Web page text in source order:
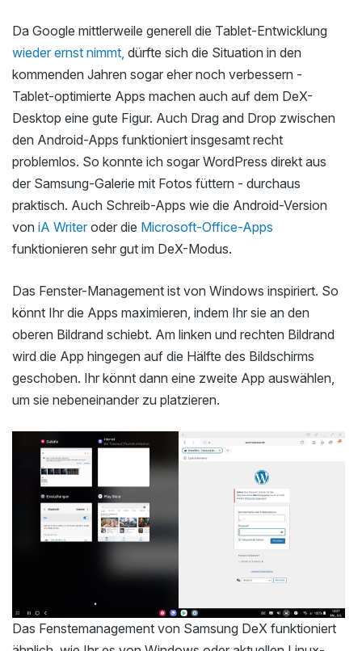
Da Google mittlerweile generell die Tablet-Entwicklung
wieder ernst nimmt, dürfte sich die Situation in den
kommenden Jahren sogar eher noch verbessern -
Tablet-optimierte Apps machen auch auf dem DeX-
Desktop eine gute Figur. Auch Drag and Drop zwischen
den Android-Apps funktioniert insgesamt recht
problemlos. So konnte ich sogar WordPress direkt aus
der Samsung-Galerie mit Fotos füttern - durchaus
praktisch. Auch Schreib-Apps wie die Android-Version
von iA Writer oder die Microsoft-Office-Apps
funktionieren sehr gut im DeX-Modus.
Das Fenster-Management ist von Windows inspiriert. So
könnt Ihr die Apps maximieren, indem Ihr sie an den
oberen Bildrand schiebt. Am linken und rechten Bildrand
wird die App hingegen auf die Hälfte des Bildschirms
geschoben. Ihr könnt dann eine zweite App auswählen,
um sie nebeneinander zu platzieren.
Das Fenstemanagement von Samsung DeX funktioniert